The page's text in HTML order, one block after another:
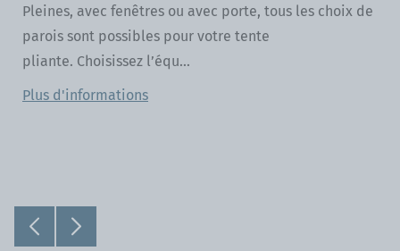
Pleines, avec fenêtres ou avec porte, tous les choix de
parois sont possibles pour votre tente
pliante. Choisissez l’équ...
Plus d'informations